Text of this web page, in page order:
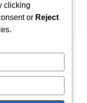
los jugadores
clicking
or Reject